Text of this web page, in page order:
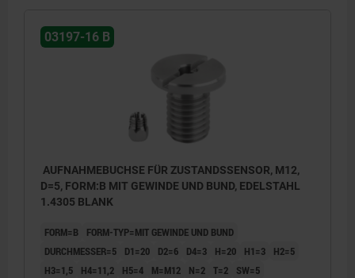
03197-16 B
AUFNAHMEBUCHSE FÜR ZUSTANDSSENSOR, M12,
D=5, FORM:B MIT GEWINDE UND BUND, EDELSTAHL
1.4305 BLANK
FORM=B
FORM-TYP=MIT GEWINDE UND BUND
DURCHMESSER=5
D1=20 D2=6 D4=3 H=20 H1=3
H2=5
H3=1,5
H4=11,2 H5=4 M=M12 N=2 T=2 SW=5